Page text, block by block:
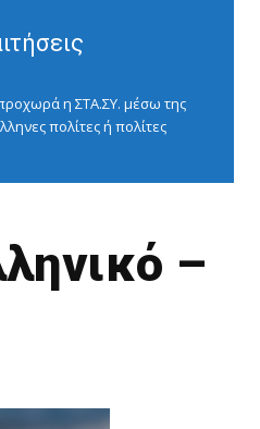
η ΣΤΑ.ΣΥ. μέσω της
πολίτες ή πολίτες
–